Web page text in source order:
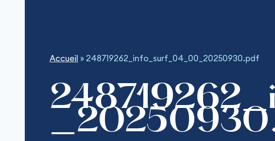
Accueil » 248719262_info_surf_04_00_20250930.pdf